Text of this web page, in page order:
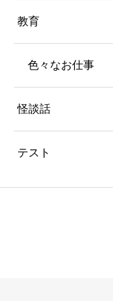
教育
色々なお仕事
怪談話
テスト